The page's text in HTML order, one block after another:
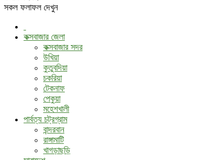
সকল ফলাফল দেখুন
কক্সবাজার জেলা
কক্সবাজার সদর
উখিয়া
কুতুবদিয়া
চকরিয়া
টেকনাফ
পেকুয়া
মহেশখালী
পার্বত্য চট্রগ্রাম
বান্দরবান
রাঙ্গামাটি
খাগড়াছড়ি